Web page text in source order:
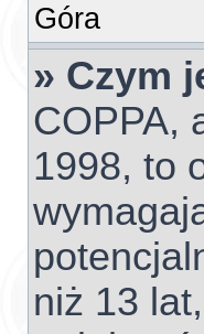
Góra
» Czym
COPPA,
1998, to
niż 13